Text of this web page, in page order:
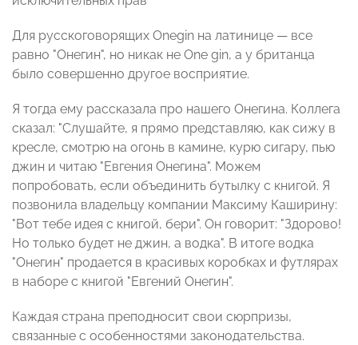
Для русскоговорящих Onegin на латинице — все
равно "Онегин", но никак не One gin, а у британца
было совершенно другое восприятие.
Я тогда ему рассказала про нашего Онегина. Коллега
сказал: "Слушайте, я прямо представляю, как сижу в
кресле, смотрю на огонь в камине, курю сигару, пью
джин и читаю "Евгения Онегина". Можем
попробовать, если объединить бутылку с книгой. Я
позвонила владельцу компании Максиму Каширину:
"Вот тебе идея с книгой, бери". Он говорит: "Здорово!
Но только будет не джин, а водка". В итоге водка
"Онегин" продается в красивых коробках и футлярах
в наборе с книгой "Евгений Онегин".
Каждая страна преподносит свои сюрпризы,
связанные с особенностями законодательства.